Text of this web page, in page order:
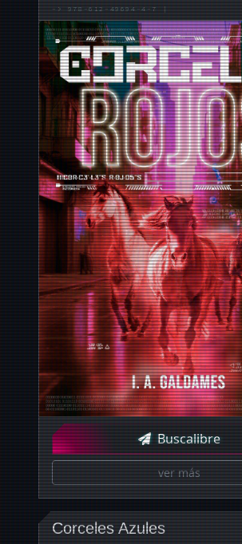
-> 978-612-49694-4-7 |
Buscalibre
ver más
Corceles Azules